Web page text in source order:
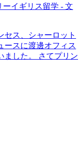
ーイギリス留学 - 文
セス、シャーロット
ースに渡邊オフィス
ました。 さてプリン